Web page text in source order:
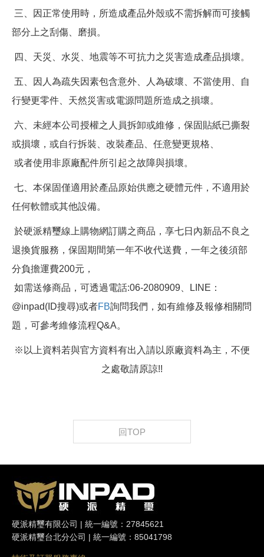
三、因正常使用時，所造成產品外殼或不需拆解而可接觸
部分上之刮傷、磨損。
四、天災、水災、地震等不可抗力之災害造成產品損壞。
五、因人為疏失因素包含意外、人為破壞、不當使用、自
行變更零件、天然災害或電源問題所造成之損壞。
六、未經本公司授權之人員拆卸或維修，保固貼紙已撕裂
或損壞，或自行拆裝、改裝產品、任意變更規格、
或者使用非原廠配件所引起之故障與損壞。
七、本保固僅適用於產品原始供應之硬體元件，不適用於
任何軟體或其他設備。
於硬派精璽線上購物網訂購之商品，享七日內新品不良之
退換貨服務，保固期間第一年不收代送費，一年之後須部
分負擔運費200元，
如需送修商品，可透過電話:06-2080909、LINE：
@inpad(ID搜尋)或者FB詢問我們，如有維修及報修相關問
題，可參考維修流程Q&A。
※以上資料若與官方資料有出入請以原廠資料為主，不便
之處敬請原諒!!
回TOP
硬派精璽有限公司 | 統一編號：27845621
硬派精璽台北分公司 | 統一編號：85041798